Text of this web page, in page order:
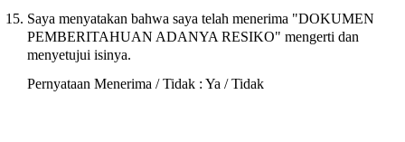
Saya menyatakan bahwa saya telah menerima "DOKUMEN
PEMBERITAHUAN ADANYA RESIKO" mengerti dan
menyetujui isinya.
Pernyataan Menerima / Tidak : Ya / Tidak